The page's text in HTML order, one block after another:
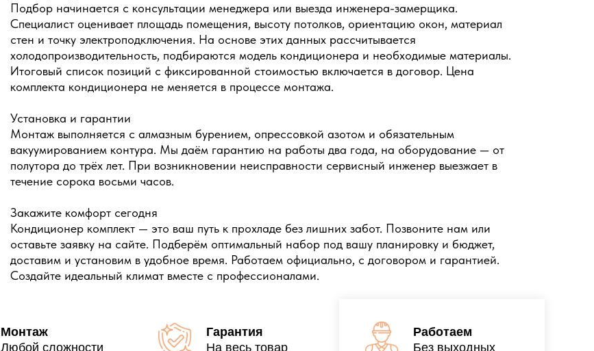
Подбор начинается с консультации менеджера или выезда инженера-замерщика.
Специалист оценивает площадь помещения, высоту потолков, ориентацию окон, материал
стен и точку электроподключения. На основе этих данных рассчитывается
холодопроизводительность, подбираются модель кондиционера и необходимые материалы.
Итоговый список позиций с фиксированной стоимостью включается в договор. Цена
комплекта кондиционера не меняется в процессе монтажа.
Установка и гарантии
Монтаж выполняется с алмазным бурением, опрессовкой азотом и обязательным
вакуумированием контура. Мы даём гарантию на работы два года, на оборудование — от
полутора до трёх лет. При возникновении неисправности сервисный инженер выезжает в
течение сорока восьми часов.
Закажите комфорт сегодня
Кондиционер комплект — это ваш путь к прохладе без лишних забот. Позвоните нам или
оставьте заявку на сайте. Подберём оптимальный набор под вашу планировку и бюджет,
доставим и установим в удобное время. Работаем официально, с договором и гарантией.
Создайте идеальный климат вместе с профессионалами.
Монтаж
Любой сложности
Гарантия
На весь товар
Работаем
Без выходных